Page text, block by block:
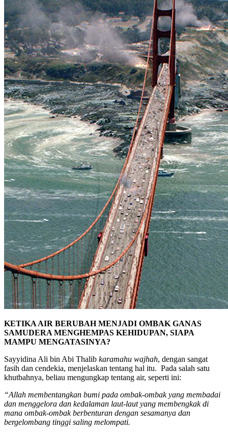
KETIKA AIR BERUBAH MENJADI OMBAK GANAS
SAMUDERA MENGHEMPAS KEHIDUPAN, SIAPA
MAMPU MENGATASINYA?
Sayyidina Ali bin Abi Thalib karamahu wajhah, dengan sangat
fasih dan cendekia, menjelaskan tentang hal itu. Pada salah satu
khutbah­nya, beliau mengungkap tentang air, seperti ini:
“Allah mem­bentangkan bumi pada ombak-ombak yang mem­badai
dan menggelora dan kedalaman laut-laut yang membengkak di
mana ombak-ombak ber­benturan dengan se­samanya dan
bergelombang tinggi saling me­lompati.